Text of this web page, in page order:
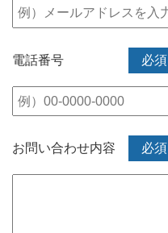
電話番号 必須
お問い合わせ内容 必須